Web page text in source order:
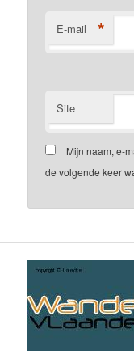
E-mail *
Site
Mijn naam, e-
de volgende keer